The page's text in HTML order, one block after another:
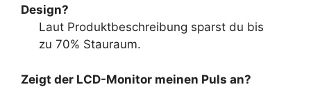
Design?
Laut Produktbeschreibung sparst du bis
zu 70% Stauraum.
Zeigt der LCD-Monitor meinen Puls an?